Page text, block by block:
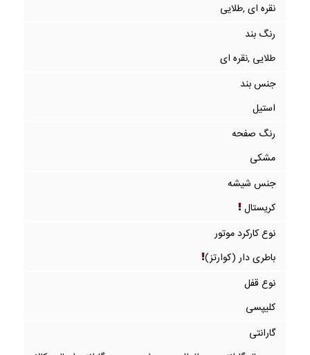
نقره ای ,طلایی
رنگ بند
طلایی ,نقره ای
جنس بند
استیل
رنگ صفحه
مشکی
جنس شیشه
کریستال
نوع کارکرد موتور
باطری دار (کوارتز)
نوع قفل
کلیپسی
گارانتی